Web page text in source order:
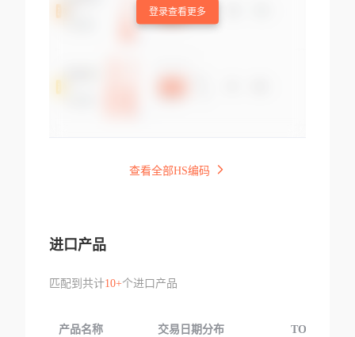
登录查看更多
查看全部HS编码
进口产品
匹配到共计10+个进口产品
产品名称 交易日期分布 TOP3交易国